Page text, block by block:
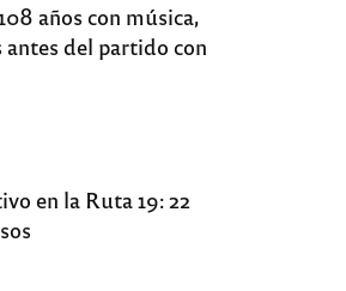
años con música,
del partido con
en la Ruta 19: 22